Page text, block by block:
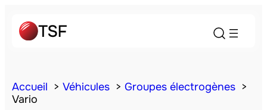
Accueil Véhicules
Groupes électrogènes
Vario